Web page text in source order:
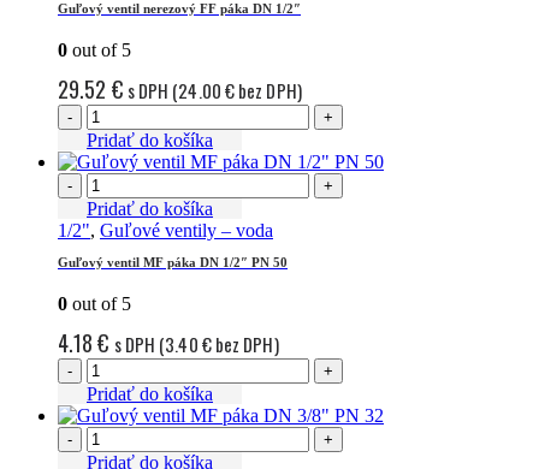
Guľový ventil nerezový FF páka DN 1/2″
0 out of 5
29.52 € s DPH (24.00€bez DPH)
- +
Pridať do košíka
- +
Pridať do košíka
1/2", Guľové ventily – voda
Guľový ventil MF páka DN 1/2″ PN 50
0 out of 5
4.18€ s DPH (3.40€bez DPH)
- +
Pridať do košíka
- +
Pridať do košíka